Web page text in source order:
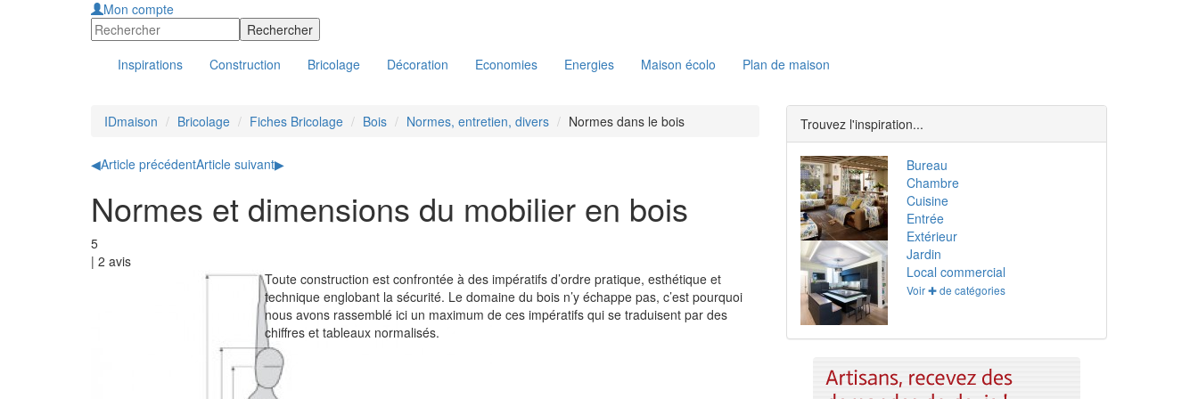
Mon compte
Inspirations Construction Bricolage Décoration Economies Energies Maison écolo Plan de maison
IDmaison Bricolage Fiches Bricolage Bois Normes, entretien, divers Normes dans le bois
◀Article précédentArticle suivant▶
Normes et dimensions du mobilier en bois
5
| 2 avis
Toute construction est confrontée à des impératifs d’ordre pratique, esthétique et
technique englobant la sécurité. Le domaine du bois n’y échappe pas, c’est pourquoi
nous avons rassemblé ici un maximum de ces impératifs qui se traduisent par des
chiffres et tableaux normalisés.
Trouvez l'inspiration...
Bureau
Chambre
Cuisine
Entrée
Extérieur
Jardin
Local commercial
Voir ✚ de catégories